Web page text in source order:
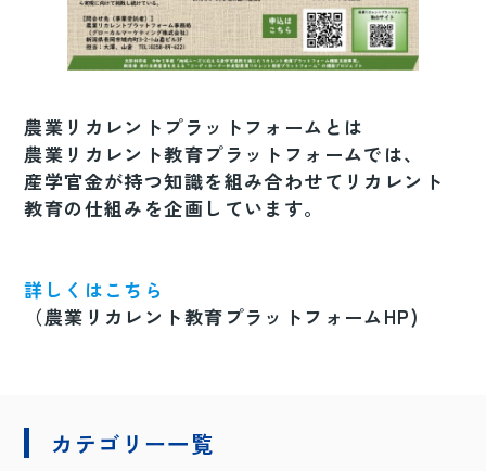
農業リカレントプラットフォームとは
農業リカレント教育プラットフォームでは、
産学官金が持つ知識を組み合わせてリカレント
教育の仕組みを企画しています。
詳しくはこちら
（農業リカレント教育プラットフォームHP)
カテゴリー一覧